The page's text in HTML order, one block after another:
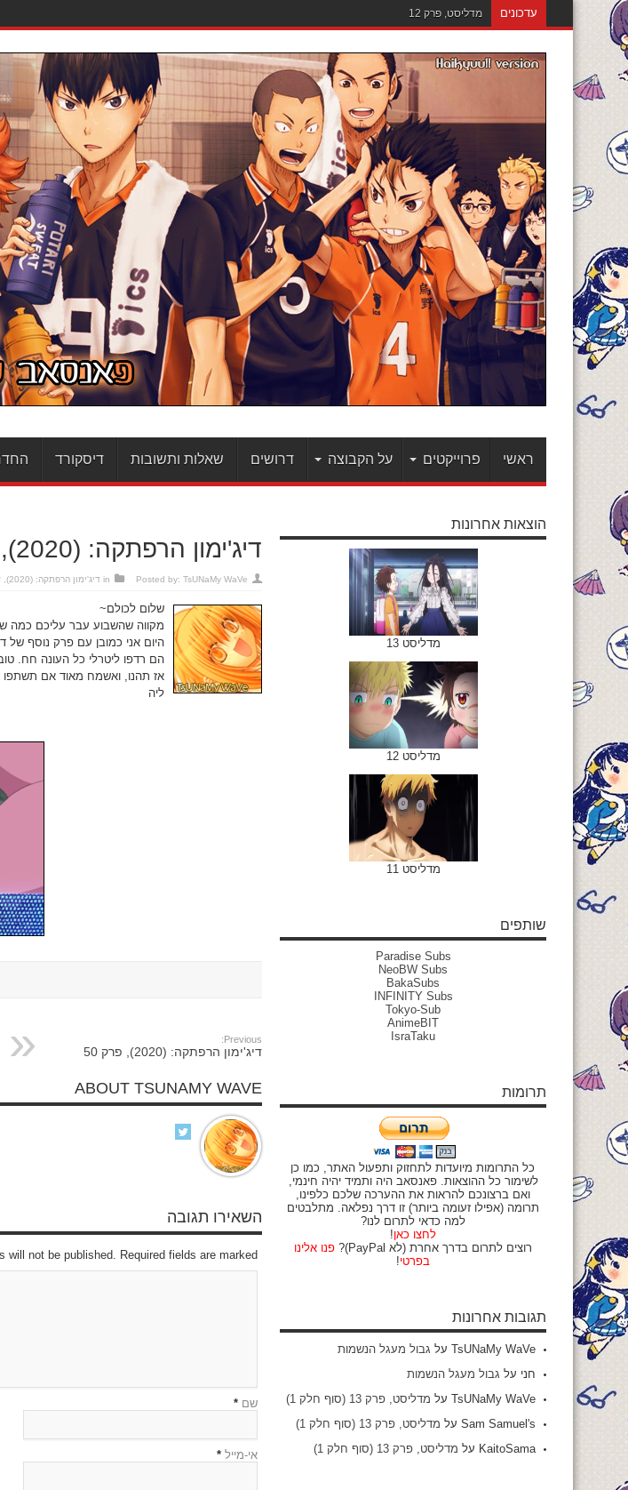
עדכונים מדליסט, פרק 12
ראשי פרוייקטים על הקבוצה דרושים שאלות ותשובות דיסקורד
דיג'ימון הרפתקה: (2020), פרק 51
Posted by: TsUNaMy WaVe
in דיג'ימון הרפתקה: (2020)
שלום לכולם~
מקווה שהשבוע עבר עליכם כמה
היום אני כמובן עם פרק נוסף של
הם רדפו ליטרלי כל העונה חח.
אז תהנו, ואשמח מאוד אם
ליה
Previous:
דיג'ימון הרפתקה: (2020), פרק 50
ABOUT TSUNAMY WAVE
השאירו תגובה
will not be published. Required fields are marked
שם *
אי-מייל *
הוצאות אחרונות
מדליסט 13
מדליסט 12
מדליסט 11
שותפים
Paradise Subs
NeoBW Subs
BakaSubs
INFINITY Subs
Tokyo-Sub
AnimeBIT
IsraTaku
תרומות
כל התרומות מיועדות לתחזוק ותפעול האתר, כמו כן
לשימור כל ההוצאות. פאנסאב היה ותמיד יהיה חינמי,
ואם ברצונכם להראות את ההערכה שלכם כלפינו,
תרומה (אפילו זעומה ביותר) זו דרך נפלאה. מתלבטים
למה כדאי לתרום לנו?
לחצו כאן!
רוצים לתרום בדרך אחרת (לא PayPal)?
פנו אלינו
בפרטי!
תגובות אחרונות
TsUNaMy WaVe על גבול מעגל הנשמות
חני על גבול מעגל הנשמות
TsUNaMy WaVe על מדליסט, פרק 13 (סוף חלק 1)
Sam Samuel's על מדליסט, פרק 13 (סוף חלק 1)
KaitoSama על מדליסט, פרק 13 (סוף חלק 1)